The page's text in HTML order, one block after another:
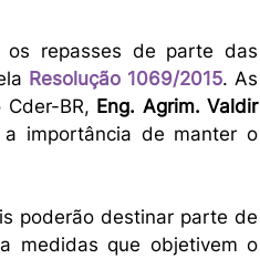
repasses de parte das
Resolução 1069/2015. As
BR, Eng. Agrim. Valdir
importância de manter o
poderão destinar parte de
medidas que objetivem o